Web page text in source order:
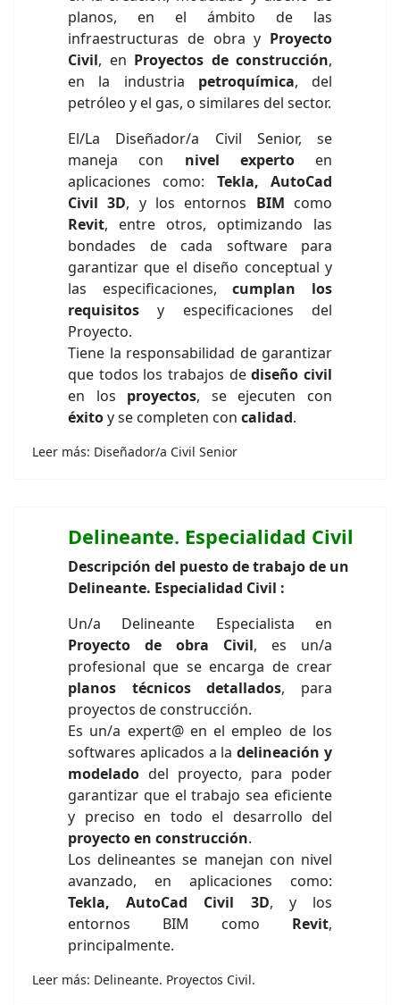
planos, en el ámbito de las
infraestructuras de obra y Proyecto
Civil, en Proyectos de construcción,
en la industria petroquímica, del
petróleo y el gas, o similares del sector.
El/La Diseñador/a Civil Senior, se
maneja con nivel expertoen
aplicaciones como: Tekla, AutoCad
Civil 3D, y los entornos BIM como
Revit, entre otros, optimizando las
bondades de cada software para
garantizar que el diseño conceptual y
las especificaciones,cumplan los
requisitos y especificaciones del
Proyecto.
Tiene la responsabilidad de garantizar
que todos los trabajos dediseño civil
en los proyectos, se ejecuten con
éxitoy se completen con calidad.
Leer más: Diseñador/a Civil Senior
Delineante. Especialidad Civil
Descripción del puesto de trabajo de un
Delineante. Especialidad Civil :
Un/a Delineante Especialista en
Proyecto de obra Civil, es un/a
profesional que se encarga de crear
planos técnicos detallados, para
proyectos de construcción.
Es un/a expert@ en el empleo de los
softwares aplicados a ladelineación y
modelado del proyecto, para poder
garantizar que el trabajo sea eficiente
y preciso en todo el desarrollo del
proyecto en construcción.
Los delineantes se manejan con nivel
avanzado, en aplicaciones como:
Tekla, AutoCad Civil 3D, y los
entornos BIM como Revit,
principalmente.
Leer más: Delineante. Proyectos Civil.